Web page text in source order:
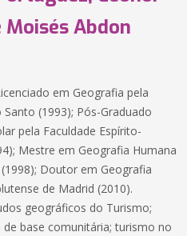
Abdon
em Geografia pela
(1993); Pós-Graduado
pela Faculdade Espírito-
Mestre em Geografia Humana
Doutor em Geografia
de Madrid (2010).
geográficos do Turismo;
base comunitária; turismo no